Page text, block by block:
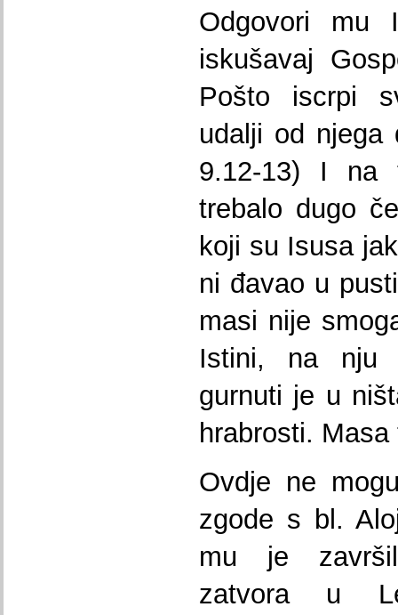
Odgovori mu
iskušavaj
Pošto iscrpi
udalji od njega
9.12-13) I na
trebalo dugo
koji su Isusa
ni đavao u
masi nije
Istini, na nju
gurnuti je u
hrabrosti.
Ovdje ne
zgode s bl.
mu je
zatvora u